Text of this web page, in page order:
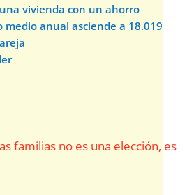
vivienda con un ahorro
medio anual asciende a 18.019